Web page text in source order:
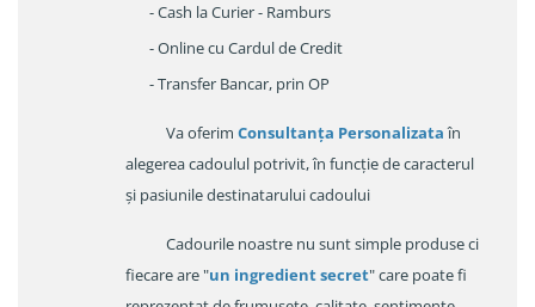
- Cash la Curier - Ramburs
- Online cu Cardul de Credit
- Transfer Bancar, prin OP
Va oferim Consultanța Personalizataîn
alegerea cadoulul potrivit, în funcție de caracterul
și pasiunile destinatarului cadoului
Cadourile noastre nu sunt simple produse ci
fiecare are "un ingredient secret" care poate fi